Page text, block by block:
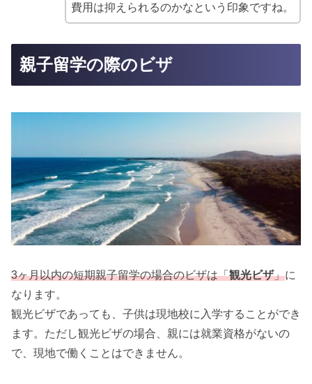
費用は抑えられるのかなという印象ですね。
親子留学の際のビザ
3ヶ月以内の短期親子留学の場合のビザは「観光ビザ」に
なります。
観光ビザであっても、子供は現地校に入学することができ
ます。ただし観光ビザの場合、親には就業資格がないの
で、現地で働くことはできません。